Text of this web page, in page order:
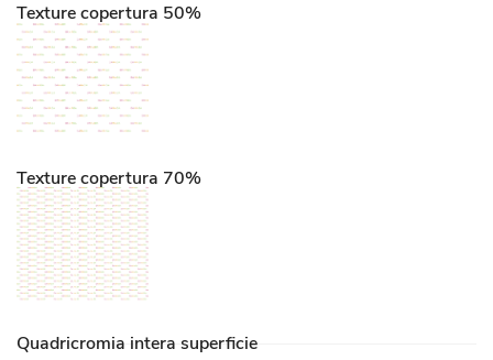
Texture copertura 50%
Texture copertura 70%
Quadricromia intera superficie